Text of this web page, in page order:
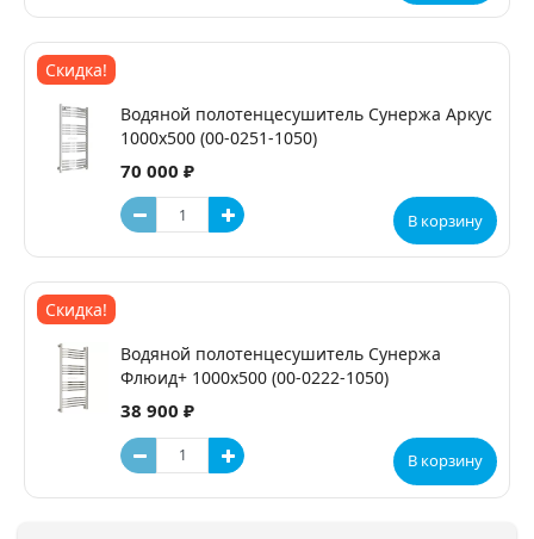
Скидка!
Водяной полотенцесушитель Сунержа Аркус
1000x500 (00-0251-1050)
70 000 ₽
В корзину
Скидка!
Водяной полотенцесушитель Сунержа
Флюид+ 1000x500 (00-0222-1050)
38 900 ₽
В корзину